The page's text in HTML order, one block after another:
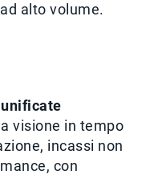
alto volume.
visione in tempo
incassi non
con